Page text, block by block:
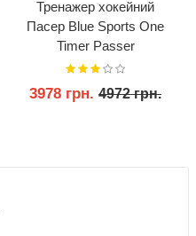
Тренажер хокейний
Пасер Blue Sports One
Timer Passer
3978 грн. 4972 грн.